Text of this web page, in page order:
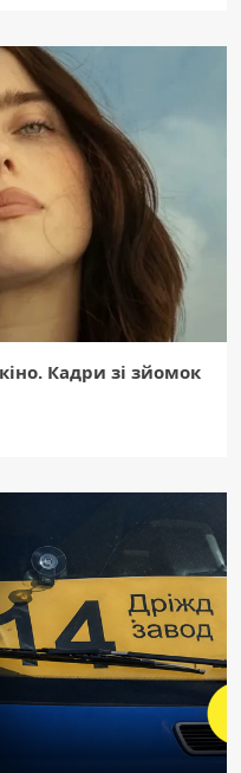
Кадри зі зйомок